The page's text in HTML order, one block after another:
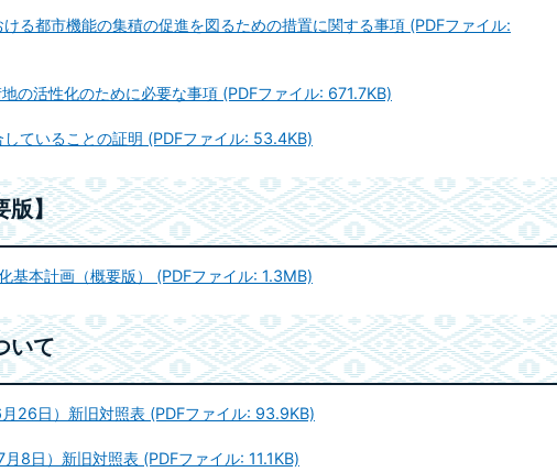
る都市機能の集積の促進を図るための措置に関する事項 (PDFファイル:
の活性化のために必要な事項 (PDFファイル: 671.7KB)
ていることの証明 (PDFファイル: 53.4KB)
版】
基本計画（概要版） (PDFファイル: 1.3MB)
いて
26日）新旧対照表 (PDFファイル: 93.9KB)
8日）新旧対照表 (PDFファイル: 11.1KB)